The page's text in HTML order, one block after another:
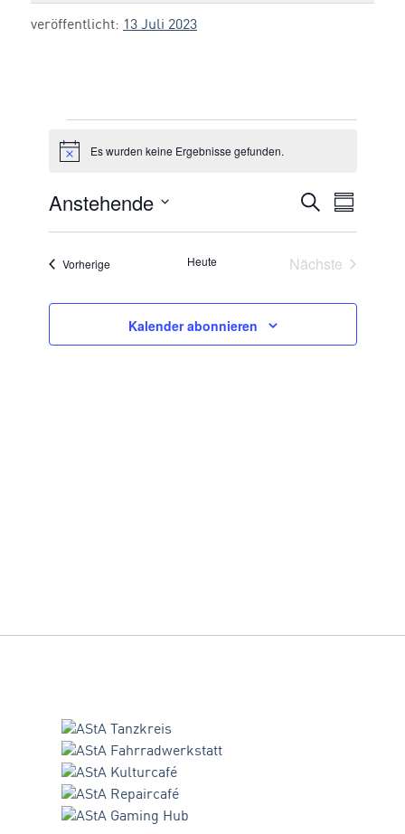
veröffentlicht: 13 Juli 2023
Veranstaltungen
HinweisEs wurden keine Ergebnisse gefunden.
SUCHE
UND
Suche
Anstehende
VorherigeVeranstaltungenHeute Nächste
Kalender abonnieren